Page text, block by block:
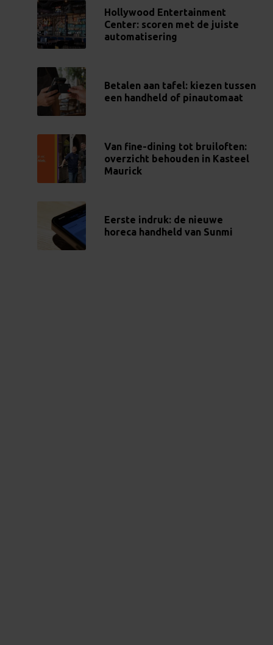
Hollywood Entertainment
Center: scoren met de juiste
automatisering
Betalen aan tafel: kiezen tussen
een handheld of pinautomaat
Van fine-dining tot bruiloften:
overzicht behouden in Kasteel
Maurick
Eerste indruk: de nieuwe
horeca handheld van Sunmi